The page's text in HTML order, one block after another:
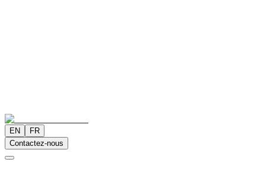
EN
FR
Contactez-nous